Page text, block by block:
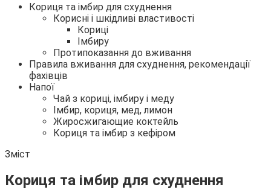
Кориця та імбир для схуднення
Корисні і шкідливі властивості
Кориці
Імбиру
Протипоказання до вживання
Правила вживання для схуднення, рекомендації
фахівців
Напої
Чай з кориці, імбиру і меду
Імбир, кориця, мед, лимон
Жиросжигающие коктейль
Кориця та імбир з кефіром
Зміст
Кориця та імбир для схуднення